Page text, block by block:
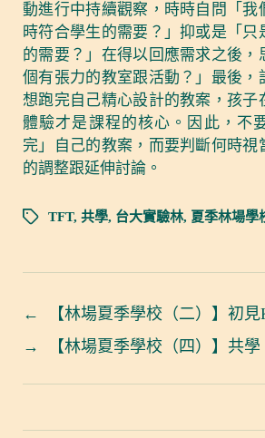
動進行中持續觀察，時時自問「我
時符合學生的需要？」抑或是「只
的需要？」在得以回應需求之後，
個有張力的教室跟活動？」最後，
想跑完自己精心設計的教案，孩子
體驗才是課程的核心。因此，不
完」自己的教案，而要判斷何時視
的調整跟延伸討論。
TFT, 共學, 台大實驗林, 夏季林場學
←
【林場夏季學校（二）】初見
→
【林場夏季學校（四）】共